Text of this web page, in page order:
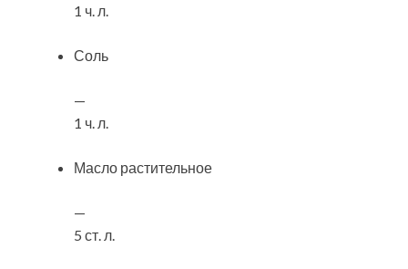
1 ч. л.
Соль
—
1 ч. л.
Масло растительное
—
5 ст. л.